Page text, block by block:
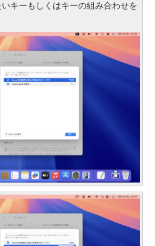
キーもしくはキーの組み合わせを